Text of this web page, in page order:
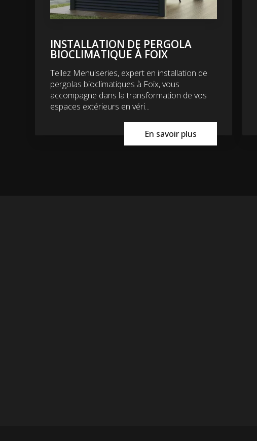
INSTALLATION DE PERGOLA
BIOCLIMATIQUE À FOIX
Tellez Menuiseries, expert en installation de
pergolas bioclimatiques à Foix, vous
accompagne dans la transformation de vos
espaces extérieurs en véri...
En savoir plus